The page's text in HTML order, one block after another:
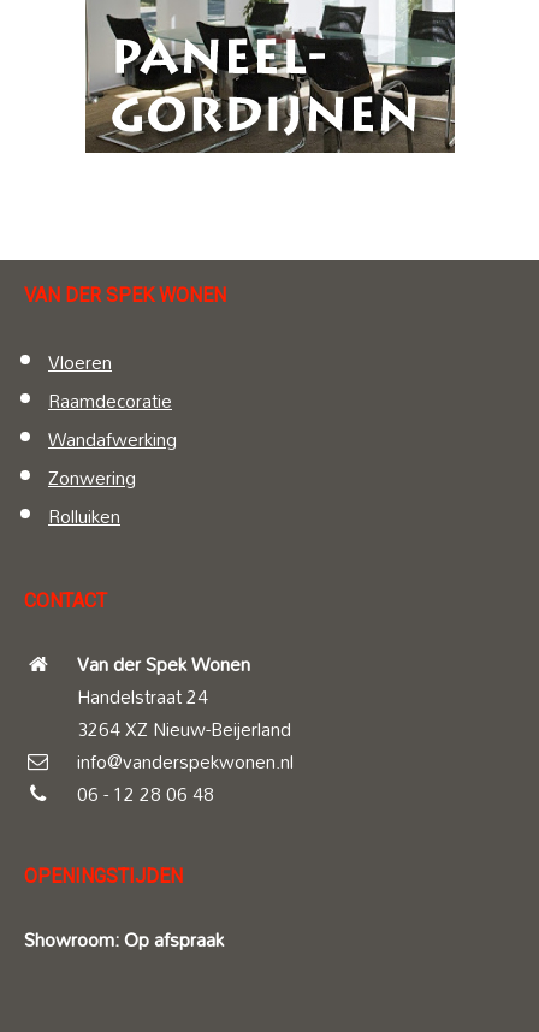
VAN DER SPEK WONEN
Vloeren
Raamdecoratie
Wandafwerking
Zonwering
Rolluiken
CONTACT
Van der Spek Wonen
Handelstraat 24
3264 XZ Nieuw-Beijerland
info@vanderspekwonen.nl
06 - 12 28 06 48
OPENINGSTIJDEN
Showroom: Op afspraak